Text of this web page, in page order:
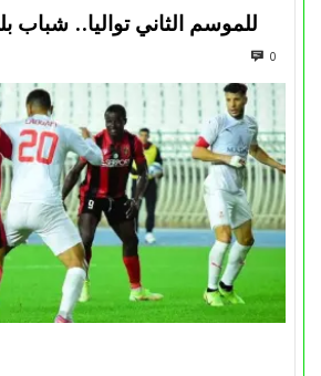
للموسم الثاني تواليا.. شباب
0